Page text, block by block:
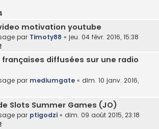
motivation youtube
par Timoty88 « jeu. 04 févr. 2016, 15:38
françaises diffusées sur une radio
par mediumgate « dim. 10 janv. 2016,
Slots Summer Games (JO)
par ptigodzi « dim. 09 août 2015, 23:18